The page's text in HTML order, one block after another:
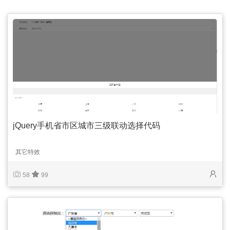
jQuery手机省市区城市三级联动选择代码
其它特效
58 99